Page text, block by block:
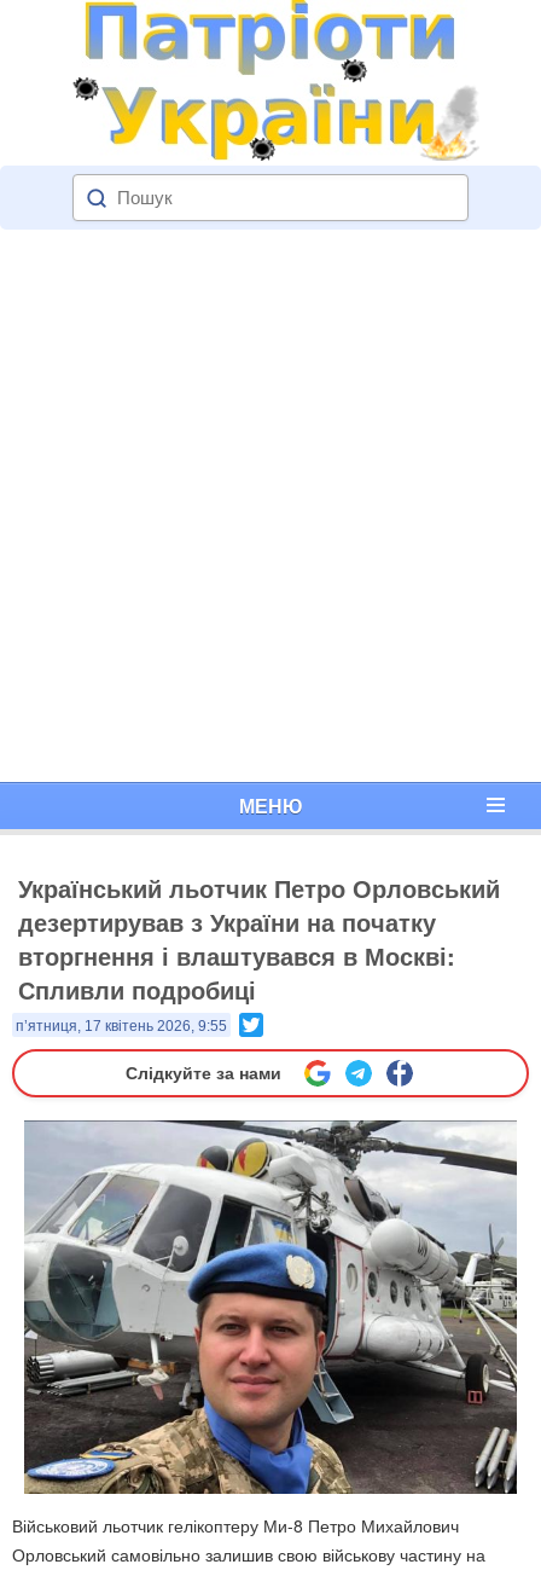
МЕНЮ
Український льотчик Петро Орловський
дезертирував з України на початку
вторгнення і влаштувався в Москві:
Спливли подробиці
п’ятниця, 17 квітень 2026, 9:55
Слідкуйте за нами
Військовий льотчик гелікоптеру Ми-8 Петро Михайлович
Орловський самовільно залишив свою військову частину на